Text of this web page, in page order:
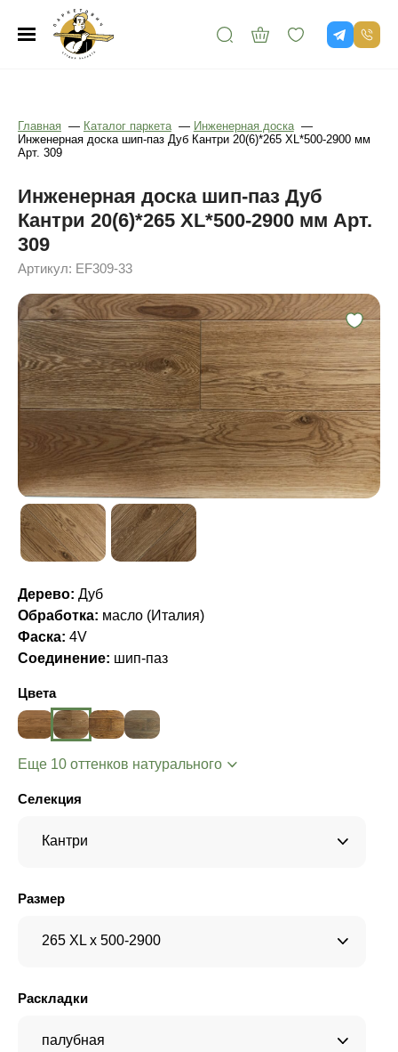
Главная — Каталог паркета — Инженерная доска —
Инженерная доска шип-паз Дуб Кантри 20(6)*265 XL*500-2900 мм
Арт. 309
Инженерная доска шип-паз Дуб
Кантри 20(6)*265 XL*500-2900 мм Арт.
309
Артикул: EF309-33
Дерево: Дуб
Обработка: масло (Италия)
Фаска: 4V
Соединение: шип-паз
Цвета
Еще 10 оттенков натурального
Селекция
Кантри
Размер
265 XL x 500-2900
Раскладки
палубная